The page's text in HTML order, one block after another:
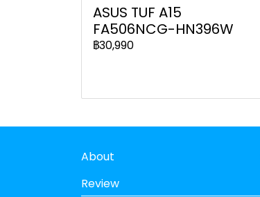
ASUS TUF A15
FA506NCG-HN396W
฿30,990
About
Review